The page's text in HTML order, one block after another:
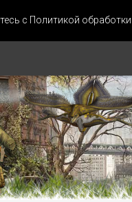
с Политикой